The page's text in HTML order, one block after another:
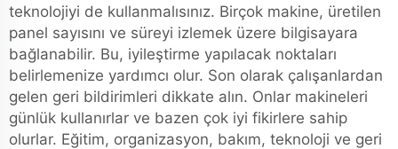
teknolojiyi de kullanmalısınız. Birçok makine, üretilen
panel sayısını ve süreyi izlemek üzere bilgisayara
bağlanabilir. Bu, iyileştirme yapılacak noktaları
belirlemenize yardımcı olur. Son olarak çalışanlardan
gelen geri bildirimleri dikkate alın. Onlar makineleri
günlük kullanırlar ve bazen çok iyi fikirlere sahip
olurlar. Eğitim, organizasyon, bakım, teknoloji ve geri